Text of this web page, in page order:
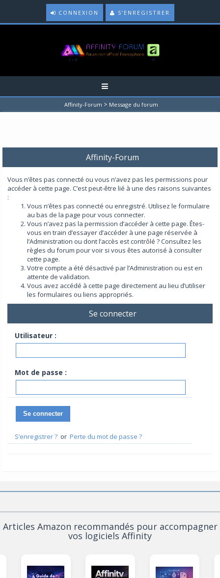
CONNEXION S’ENREGISTRER
Affinity-Forum > Message du forum
Affinity-Forum
Vous n’êtes pas connecté ou vous n’avez pas les permissions pour
accéder à cette page. C’est peut-être lié à une des raisons suivantes
:
Vous n’êtes pas connecté ou enregistré. Utilisez le formulaire
au bas de la page pour vous connecter.
Vous n’avez pas la permission d’accéder à cette page. Êtes-
vous en train d’essayer d’accéder à une page réservée à
l’Administration ou dont l’accès est contrôlé ? Consultez les
règles du forum pour voir si vous êtes autorisé à consulter
cette page.
Votre compte a été désactivé par l’Administration ou est en
attente de validation.
Vous avez accédé à cette page directement au lieu d’utiliser
les formulaires ou liens appropriés.
Se connecter
Utilisateur :
Mot de passe :
S’enregistrer ? or Perte du mot de passe ?
Articles Amazon recommandés pour accompagner
vos logiciels Affinity